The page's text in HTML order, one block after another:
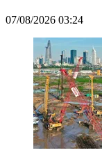
07/08/2026 03:24